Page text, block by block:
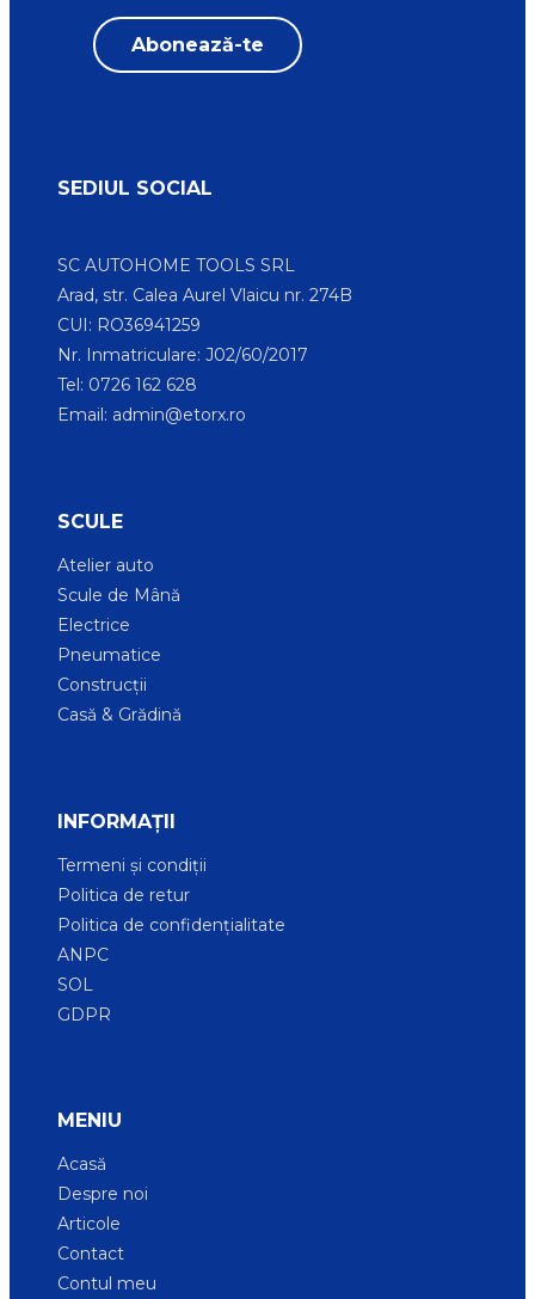
SEDIUL SOCIAL
SC AUTOHOME TOOLS SRL
Arad, str. Calea Aurel Vlaicu nr. 274B
CUI: RO36941259
Nr. Inmatriculare: J02/60/2017
Tel: 0726 162 628
Email: admin@etorx.ro
SCULE
Atelier auto
Scule de Mână
Electrice
Pneumatice
Construcții
Casă & Grădină
INFORMAȚII
Termeni și condiții
Politica de retur
Politica de confidențialitate
ANPC
SOL
GDPR
MENIU
Acasă
Despre noi
Articole
Contact
Contul meu